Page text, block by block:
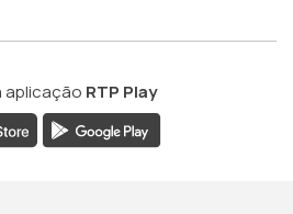
aplicação RTP Play